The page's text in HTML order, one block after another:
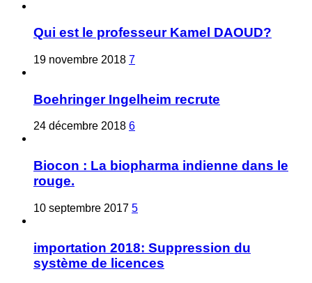
Qui est le professeur Kamel DAOUD?
19 novembre 2018 7
Boehringer Ingelheim recrute
24 décembre 2018 6
Biocon : La biopharma indienne dans le
rouge.
10 septembre 2017 5
importation 2018: Suppression du
système de licences